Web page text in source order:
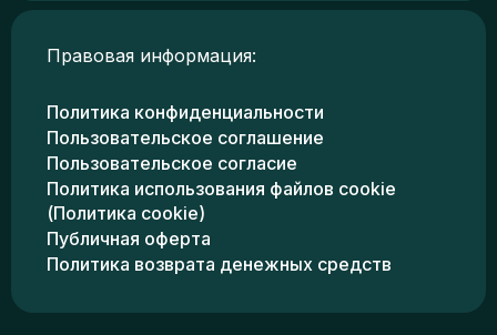
Правовая информация:
Политика конфиденциальности
Пользовательское соглашение
Пользовательское согласие
Политика использования файлов cookie
(Политика cookie)
Публичная оферта
Политика возврата денежных средств